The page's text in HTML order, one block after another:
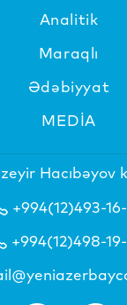
Analitik
Maraqlı
Ədəbiyyat
MEDİA
Hacıbəyov
+994(12)493-
+994(12)498-